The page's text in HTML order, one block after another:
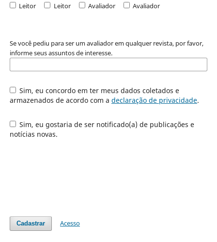
Leitor Leitor Avaliador Avaliador
Se você pediu para ser um avaliador em qualquer revista, por favor,
informe seus assuntos de interesse.
Sim, eu concordo em ter meus dados coletados e
armazenados de acordo com a declaração de privacidade.
Sim, eu gostaria de ser notificado(a) de publicações e
notícias novas.
Cadastrar Acesso